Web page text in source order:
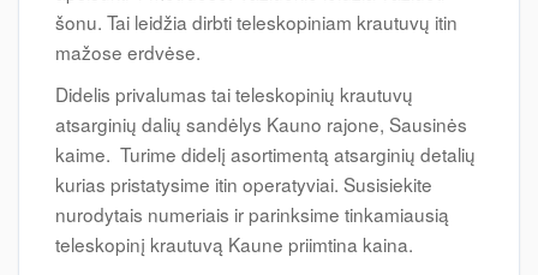
šonu. Tai leidžia dirbti teleskopiniam krautuvų itin
mažose erdvėse.
Didelis privalumas tai teleskopinių krautuvų
atsarginių dalių sandėlys Kauno rajone, Sausinės
kaime. Turime didelį asortimentą atsarginių detalių
kurias pristatysime itin operatyviai. Susisiekite
nurodytais numeriais ir parinksime tinkamiausią
teleskopinį krautuvą Kaune priimtina kaina.